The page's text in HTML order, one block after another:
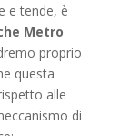
e tende, è
Metro
proprio
questa
alle
di